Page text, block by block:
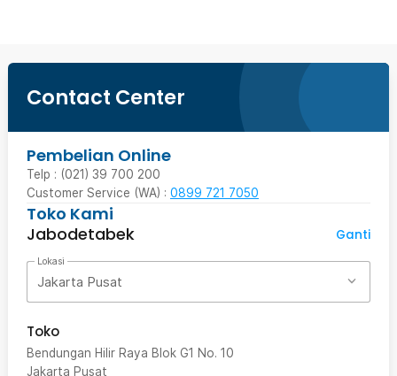
Contact Center
Pembelian Online
Telp : (021) 39 700 200
Customer Service (WA) : 0899 721 7050
Toko Kami
Jabodetabek
Ganti
Lokasi
Jakarta Pusat
Toko
Bendungan Hilir Raya Blok G1 No. 10
Jakarta Pusat